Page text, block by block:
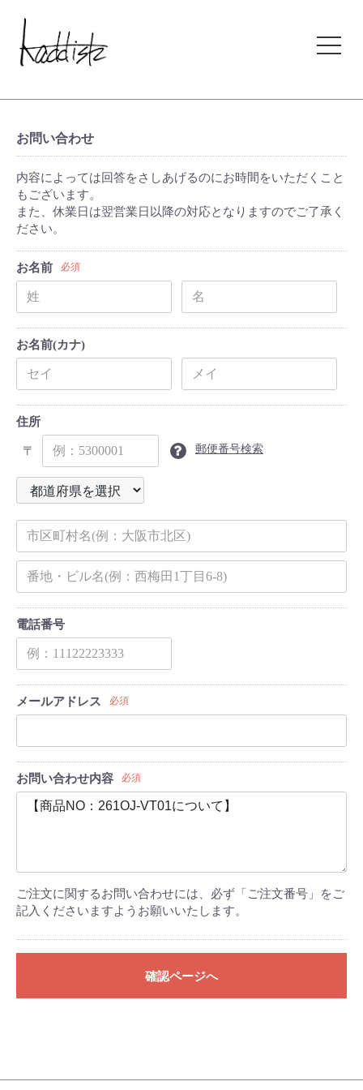
kaddish development store
お問い合わせ
内容によっては回答をさしあげるのにお時間をいただくこと
もございます。
また、休業日は翌営業日以降の対応となりますのでご了承く
ださい。
お名前 必須
お名前(カナ)
住所
〒 郵便番号検索
電話番号
メールアドレス 必須
お問い合わせ内容 必須
ご注文に関するお問い合わせには、必ず「ご注文番号」をご
記入くださいますようお願いいたします。
確認ページへ